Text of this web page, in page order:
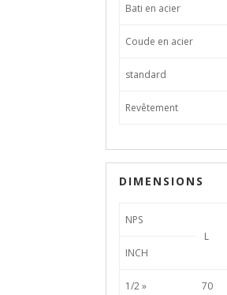
Bati en acier
Coude en acier
standard
Revêtement
DIMENSIONS
NPS
L
INCH
1/2 » 70